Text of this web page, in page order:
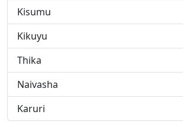
Kisumu
Kikuyu
Thika
Naivasha
Karuri